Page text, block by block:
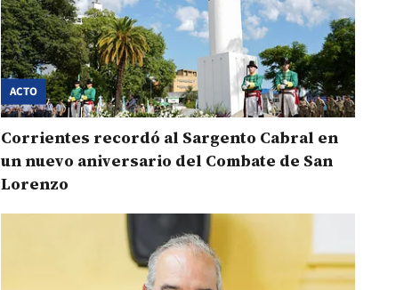
ACTO
Corrientes recordó al Sargento Cabral en
un nuevo aniversario del Combate de San
Lorenzo